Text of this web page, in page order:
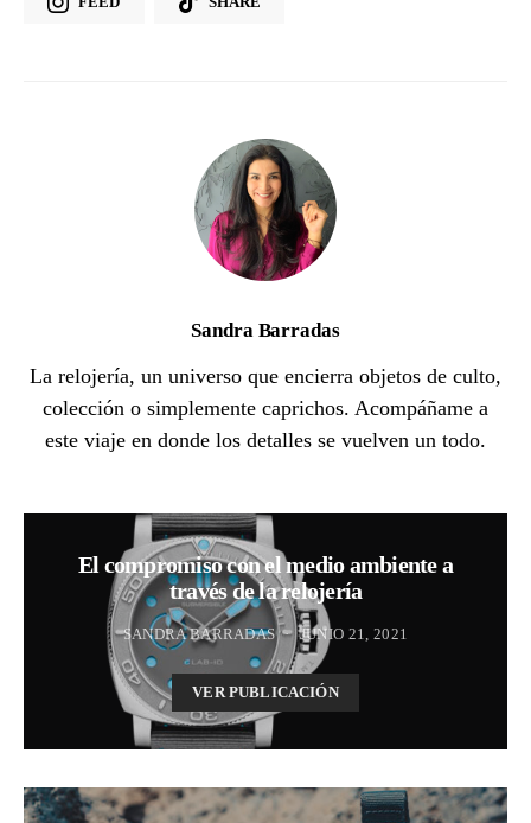
Sandra Barradas
La relojería, un universo que encierra objetos de culto,
colección o simplemente caprichos. Acompáñame a
este viaje en donde los detalles se vuelven un todo.
El compromiso con el medio ambiente a
través de la relojería
SANDRA BARRADAS JUNIO 21, 2021
VER PUBLICACIÓN